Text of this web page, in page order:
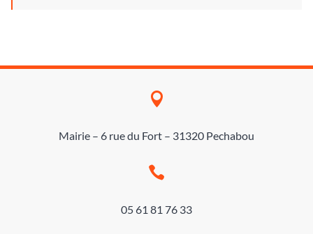

Mairie – 6 rue du Fort – 31320 Pechabou

05 61 81 76 33